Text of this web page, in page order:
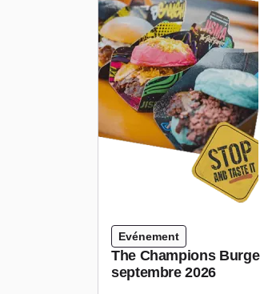
Evénement
The Champions
septembre 2026